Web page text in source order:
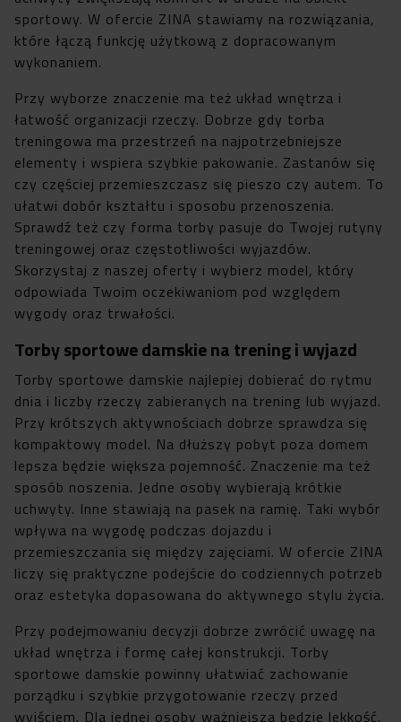
sportowy. W ofercie ZINA stawiamy na rozwiązania,
które łączą funkcję użytkową z dopracowanym
wykonaniem.
Przy wyborze znaczenie ma też układ wnętrza i
łatwość organizacji rzeczy. Dobrze gdy torba
treningowa ma przestrzeń na najpotrzebniejsze
elementy i wspiera szybkie pakowanie. Zastanów się
czy częściej przemieszczasz się pieszo czy autem. To
ułatwi dobór kształtu i sposobu przenoszenia.
Sprawdź też czy forma torby pasuje do Twojej rutyny
treningowej oraz częstotliwości wyjazdów.
Skorzystaj z naszej oferty i wybierz model, który
odpowiada Twoim oczekiwaniom pod względem
wygody oraz trwałości.
Torby sportowe damskie na trening i wyjazd
Torby sportowe damskie najlepiej dobierać do rytmu
dnia i liczby rzeczy zabieranych na trening lub wyjazd.
Przy krótszych aktywnościach dobrze sprawdza się
kompaktowy model. Na dłuższy pobyt poza domem
lepsza będzie większa pojemność. Znaczenie ma też
sposób noszenia. Jedne osoby wybierają krótkie
uchwyty. Inne stawiają na pasek na ramię. Taki wybór
wpływa na wygodę podczas dojazdu i
przemieszczania się między zajęciami. W ofercie ZINA
liczy się praktyczne podejście do codziennych potrzeb
oraz estetyka dopasowana do aktywnego stylu życia.
Przy podejmowaniu decyzji dobrze zwrócić uwagę na
układ wnętrza i formę całej konstrukcji. Torby
sportowe damskie powinny ułatwiać zachowanie
porządku i szybkie przygotowanie rzeczy przed
wyjściem. Dla jednej osoby ważniejsza będzie lekkość.